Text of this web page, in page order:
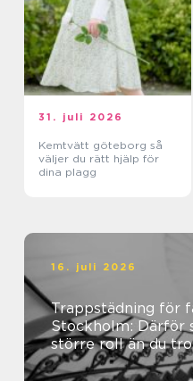
31. juli 2026
Kemtvätt göteborg så
väljer du rätt hjälp för
dina plagg
16. juli 2026
Trappstädning för
Stockholm: Därför
större roll än du